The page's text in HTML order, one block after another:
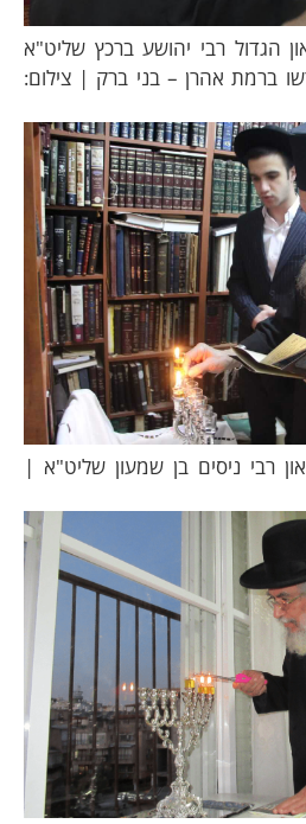
הגדול רבי יהושע ברכץ שליט"א
ברמת אהרן – בני ברק | צילום:
רבי ניסים בן שמעון שליט"א |